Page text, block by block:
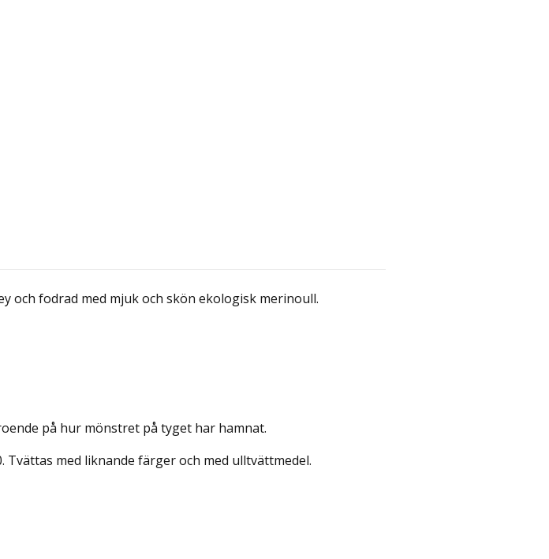
och fodrad med mjuk och skön ekologisk merinoull.
på hur mönstret på tyget har hamnat.
med liknande färger och med ulltvättmedel.